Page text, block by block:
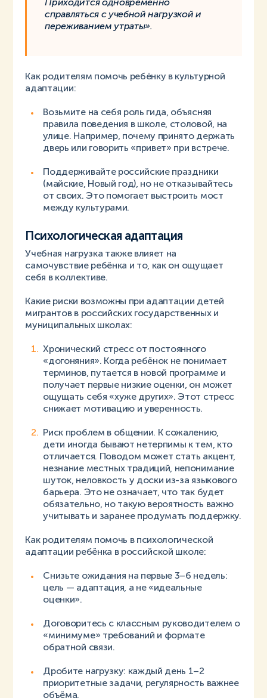
Приходится одновременно
справляться с учебной нагрузкой и
переживанием утраты».
Как родителям помочь ребёнку в культурной
адаптации:
Возьмите на себя роль гида, объясняя
правила поведения в школе, столовой, на
улице. Например, почему принято держать
дверь или говорить «привет» при встрече.
Поддерживайте российские праздники
(майские, Новый год), но не отказывайтесь
от своих. Это помогает выстроить мост
между культурами.
Психологическая адаптация
Учебная нагрузка также влияет на
самочувствие ребёнка и то, как он ощущает
себя в коллективе.
Какие риски возможны при адаптации детей
мигрантов в российских государственных и
муниципальных школах:
Хронический стресс от постоянного
«догоняния». Когда ребёнок не понимает
терминов, путается в новой программе и
получает первые низкие оценки, он может
ощущать себя «хуже других». Этот стресс
снижает мотивацию и уверенность.
Риск проблем в общении. К сожалению,
дети иногда бывают нетерпимы к тем, кто
отличается. Поводом может стать акцент,
незнание местных традиций, непонимание
шуток, неловкость у доски из-за языкового
барьера. Это не означает, что так будет
обязательно, но такую вероятность важно
учитывать и заранее продумать поддержку.
Как родителям помочь в психологической
адаптации ребёнка в российской школе:
Снизьте ожидания на первые 3–6 недель:
цель — адаптация, а не «идеальные
оценки».
Договоритесь с классным руководителем о
«минимуме» требований и формате
обратной связи.
Дробите нагрузку: каждый день 1–2
приоритетные задачи, регулярность важнее
объёма.